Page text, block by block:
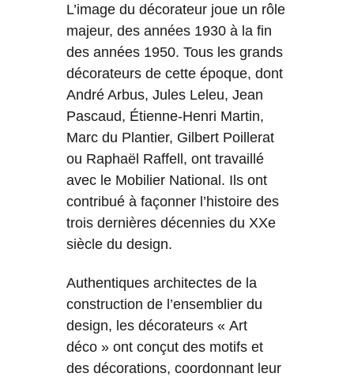
L’image du décorateur joue un rôle
majeur, des années 1930 à la fin
des années 1950. Tous les grands
décorateurs de cette époque, dont
André Arbus, Jules Leleu, Jean
Pascaud, Étienne-Henri Martin,
Marc du Plantier, Gilbert Poillerat
ou Raphaël Raffell, ont travaillé
avec le Mobilier National. Ils ont
contribué à façonner l’histoire des
trois dernières décennies du XXe
siècle du design.
Authentiques architectes de la
construction de l’ensemblier du
design, les décorateurs « Art
déco » ont conçut des motifs et
des décorations, coordonnant leur